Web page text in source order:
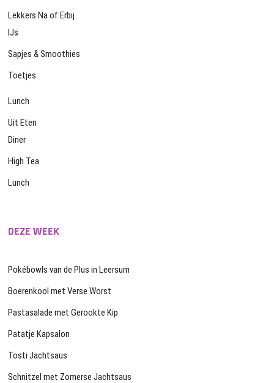
Lekkers Na of Erbij
IJs
Sapjes & Smoothies
Toetjes
Lunch
Uit Eten
Diner
High Tea
Lunch
DEZE WEEK
Pokébowls van de Plus in Leersum
Boerenkool met Verse Worst
Pastasalade met Gerookte Kip
Patatje Kapsalon
Tosti Jachtsaus
Schnitzel met Zomerse Jachtsaus